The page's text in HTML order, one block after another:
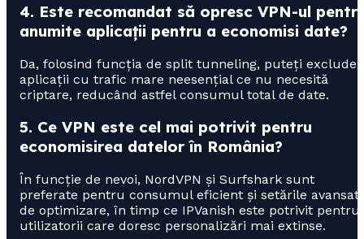
4. Este recomandat să opresc VPN-ul
anumite aplicații pentru a economisi date?
Da, folosind funcția de split tunneling, puteți exclude
aplicații cu trafic mare neesențial ce nu necesită
criptare, reducând astfel consumul total de date.
5. Ce VPN este cel mai potrivit pentru
economisirea datelor în România?
În funcție de nevoi, NordVPN și Surfshark sunt
preferate pentru consumul eficient și setările
de optimizare, în timp ce IPVanish este potrivit pentru
utilizatorii care doresc personalizări mai extinse.